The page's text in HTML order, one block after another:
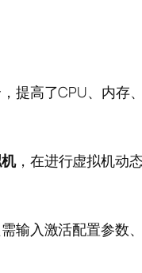
提高了CPU、内存
，在进行虚拟机动
输入激活配置参数